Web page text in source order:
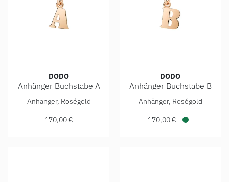
DODO
Anhänger Buchstabe A
DoDo Anhänger Buchstabe A, Ref: DMB2004-LETAL-
Anhänger, Roségold
170,00 €
DODO
Anhänger Buchstabe B
DoDo Anhänger Buchstabe
Anhänger, Roségold
170,00 €